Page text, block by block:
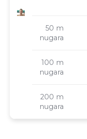
50 m
nugara
100 m
nugara
200 m
nugara